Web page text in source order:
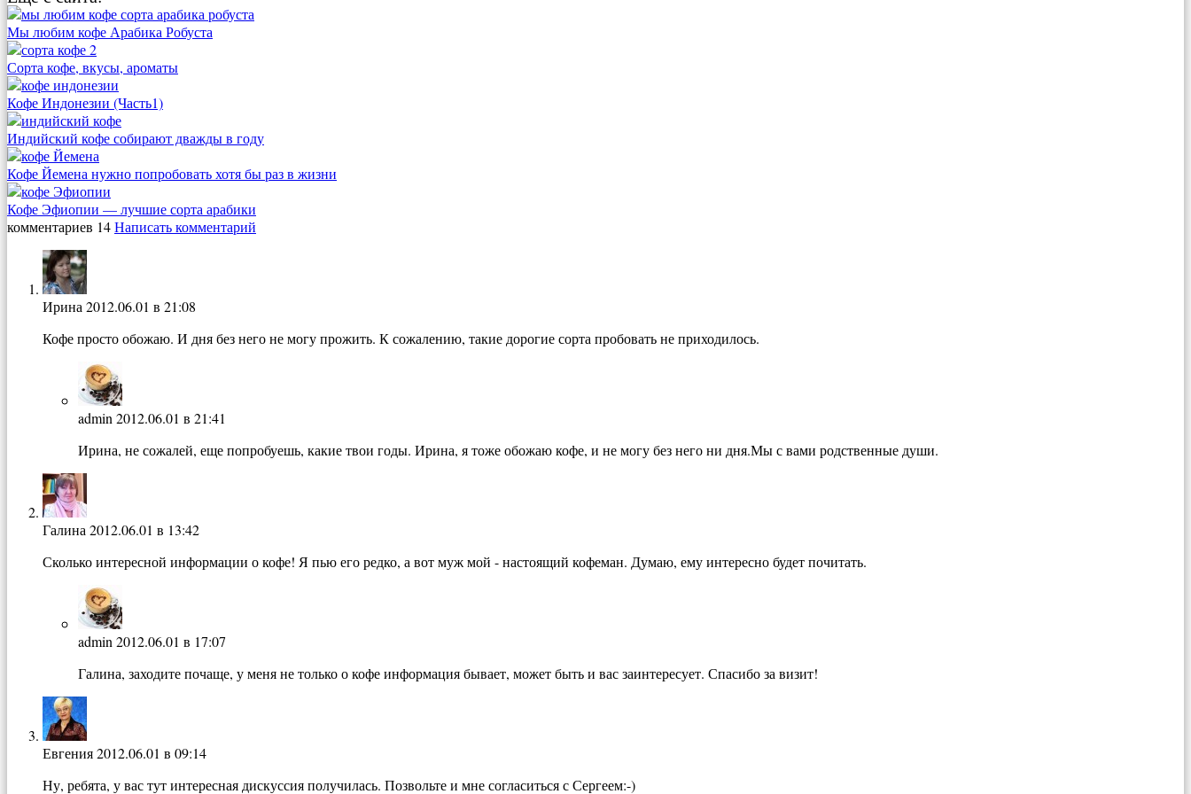
Мы любим кофе Арабика Робуста
Сорта кофе, вкусы, ароматы
Кофе Индонезии (Часть1)
Индийский кофе собирают дважды в году
Кофе Йемена нужно попробовать хотя бы раз в жизни
Кофе Эфиопии — лучшие сорта арабики
комментариев 14Написать комментарий
Ирина 2012.06.01 в 21:08
Кофе просто обожаю. И дня без него не могу прожить. К сожалению, такие дорогие сорта пробовать не приходилось.
admin 2012.06.01 в 21:41
Ирина, не сожалей, еще попробуешь, какие твои годы. Ирина, я тоже обожаю кофе, и не могу без него ни дня.Мы с вами родственные души.
Галина 2012.06.01 в 13:42
Сколько интересной информации о кофе! Я пью его редко, а вот муж мой - настоящий кофеман. Думаю, ему интересно будет почитать.
admin 2012.06.01 в 17:07
Галина, заходите почаще, у меня не только о кофе информация бывает, может быть и вас заинтересует. Спасибо за визит!
Евгения2012.06.01 в 09:14
Ну, ребята, у вас тут интересная дискуссия получилась. Позвольте и мне согласиться с Сергеем:-)